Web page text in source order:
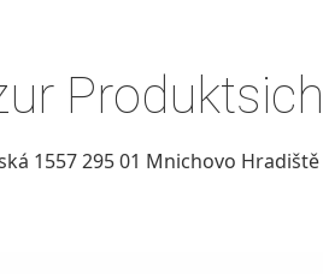
1557 295 01 Mnichovo